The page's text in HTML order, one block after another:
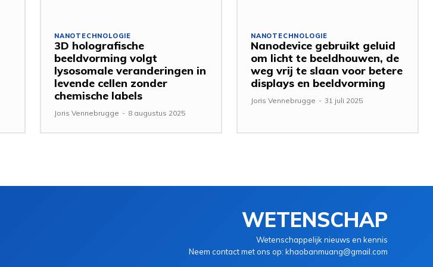
NANOTECHNOLOGIE
3D holografische
beeldvorming volgt
lysosomale veranderingen in
levende cellen zonder
chemische labels
Joris Vennebrugge - 8 augustus 2025
NANOTECHNOLOGIE
Nanodevice gebruikt geluid
om licht te beeldhouwen, de
weg vrij te slaan voor betere
displays en beeldvorming
Joris Vennebrugge - 31 juli 2025
WETENSCHAP
Wetenschappelijk nieuws en kennis
Neem contact met ons op: khaobanmuang@gmail.com